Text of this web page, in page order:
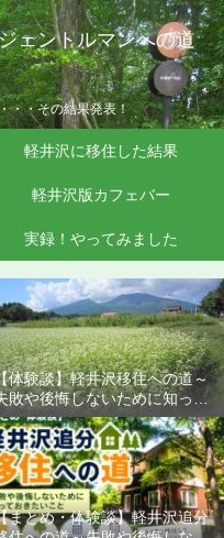
ェントルマンへの道
・・その結果発表！
軽井沢に移住した結果
軽井沢版カフェバー
実録！やってみました
体験談】軽井沢移住への道～
敗や後悔しないために知って
おきたいこと
まとめ・体験談】軽井沢追分